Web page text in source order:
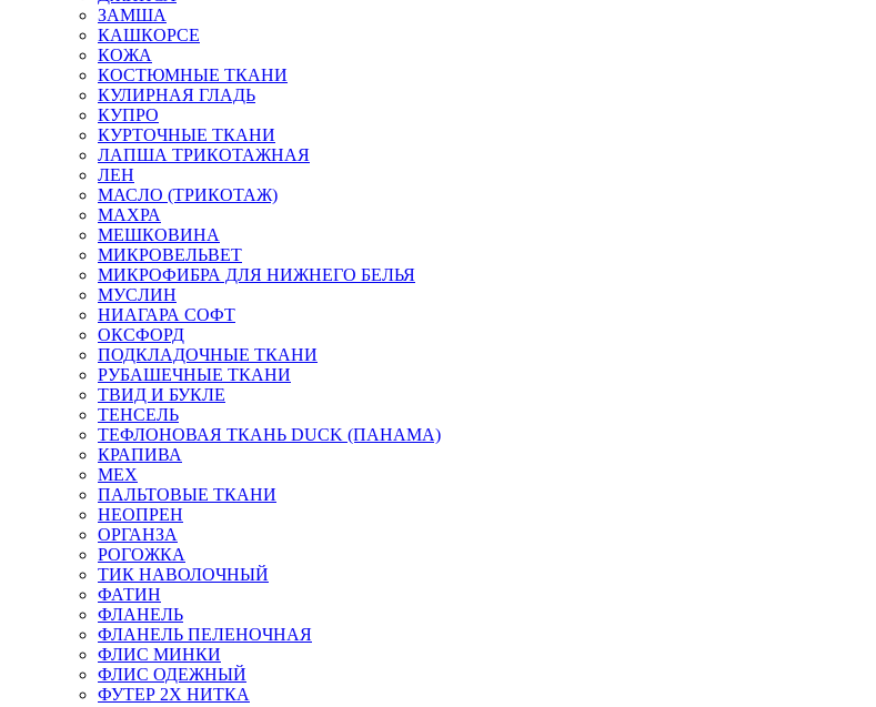
ЗАМША
КАШКОРСЕ
КОЖА
КОСТЮМНЫЕ ТКАНИ
КУЛИРНАЯ ГЛАДЬ
КУПРО
КУРТОЧНЫЕ ТКАНИ
ЛАПША ТРИКОТАЖНАЯ
ЛЕН
МАСЛО (ТРИКОТАЖ)
МАХРА
МЕШКОВИНА
МИКРОВЕЛЬВЕТ
МИКРОФИБРА ДЛЯ НИЖНЕГО БЕЛЬЯ
МУСЛИН
НИАГАРА СОФТ
ОКСФОРД
ПОДКЛАДОЧНЫЕ ТКАНИ
РУБАШЕЧНЫЕ ТКАНИ
ТВИД И БУКЛЕ
ТЕНСЕЛЬ
ТЕФЛОНОВАЯ ТКАНЬ DUCK (ПАНАМА)
КРАПИВА
МЕХ
ПАЛЬТОВЫЕ ТКАНИ
НЕОПРЕН
ОРГАНЗА
РОГОЖКА
ТИК НАВОЛОЧНЫЙ
ФАТИН
ФЛАНЕЛЬ
ФЛАНЕЛЬ ПЕЛЕНОЧНАЯ
ФЛИС МИНКИ
ФЛИС ОДЕЖНЫЙ
ФУТЕР 2Х НИТКА